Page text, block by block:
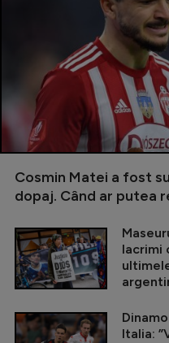
Cosmin Matei a fost
dopaj. Când ar putea
lacrimi
Italia: